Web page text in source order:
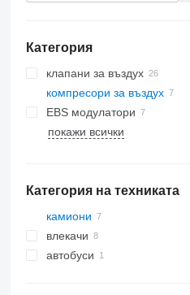
Категория
клапани за въздух
компресори за въздух
EBS модулатори
покажи всички
Категория на техниката
камиони
влекачи
автобуси